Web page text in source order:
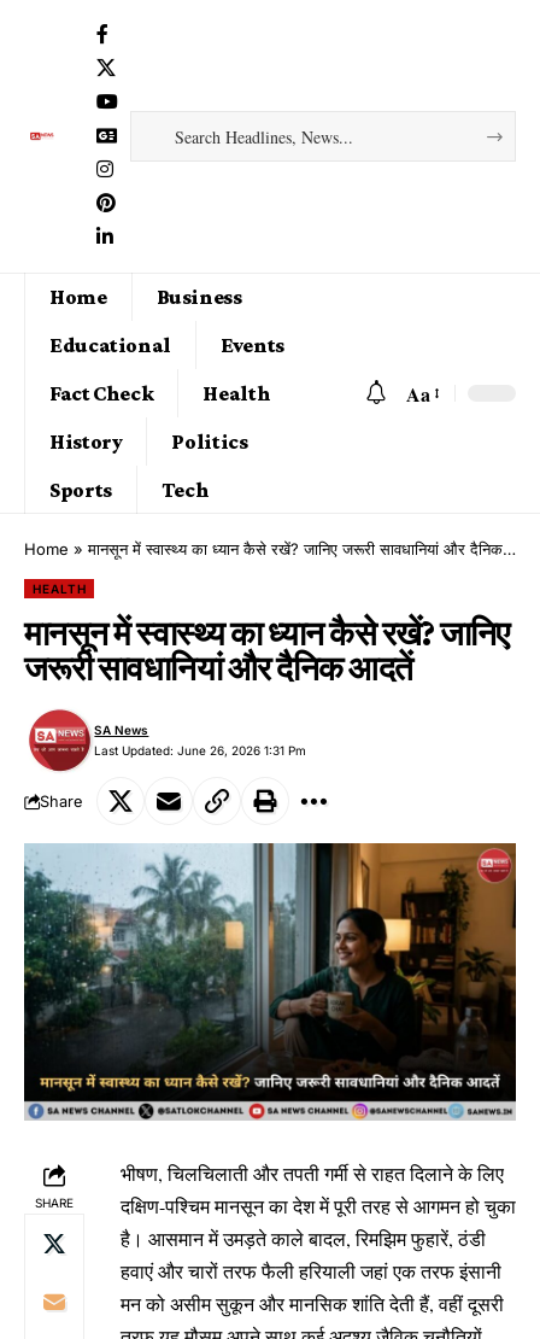
Home
Business
Educational
Events
Fact Check
Health
History
Politics
Sports
Tech
Aa
Home »मानसून में स्वास्थ्य का ध्यान कैसे रखें? जानिए जरूरी सावधानियां और दैनिक आदतें
HEALTH
मानसून में स्वास्थ्य का ध्यान कैसे रखें? जानिए
जरूरी सावधानियां और दैनिक आदतें
Last Updated: June 26, 2026 1:31 Pm
SA News
Share
SHARE
भीषण, चिलचिलाती और तपती गर्मी से राहत दिलाने के लिए
दक्षिण-पश्चिम मानसून का देश में पूरी तरह से आगमन हो चुका
है। आसमान में उमड़ते काले बादल, रिमझिम फुहारें, ठंडी
हवाएं और चारों तरफ फैली हरियाली जहां एक तरफ इंसानी
मन को असीम सुकून और मानसिक शांति देती हैं, वहीं दूसरी